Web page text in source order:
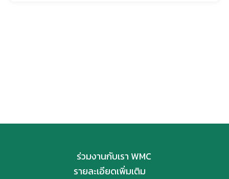
ร่วมงานกับเรา WMC
รายละเอียดเพิ่มเติม